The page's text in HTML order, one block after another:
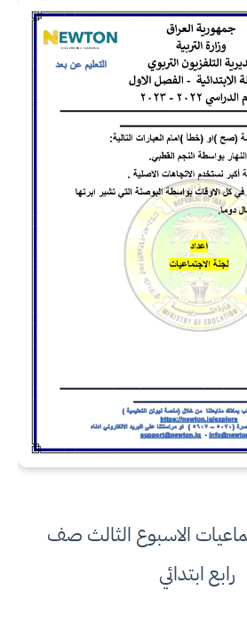
الاسبوع الثالث صف
رابع ابتدائي